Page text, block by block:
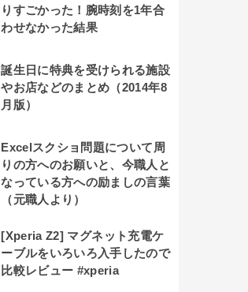
りすごかった！腕時刻を1年合
わせなかった結果
誕生日に特典を受けられる施設
やお店などのまとめ（2014年8
月版）
Excelスクショ問題について周
りの方へのお願いと、今職人と
なっている方への励ましの言葉
（元職人より）
[Xperia Z2] マグネット充電ケ
ーブルをいろいろ入手したので
比較レビュー #xperia